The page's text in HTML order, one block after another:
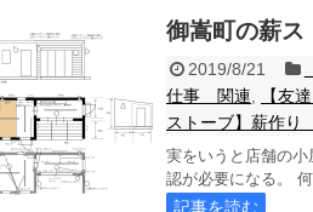
御嵩町の薪ス
2019/8/21
仕事 関連
【友
ストーブ】薪作
実をいうと店舗の
認が必要になる。
記事を読む